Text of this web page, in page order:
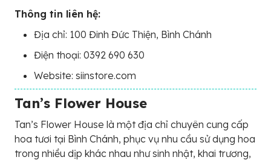
Thông tin liên hệ:
Địa chỉ: 100 Đinh Đức Thiện, Bình Chánh
Điện thoại: 0392 690 630
Website: siinstore.com
Tan’s Flower House
Tan’s Flower House là một địa chỉ chuyên cung cấp
hoa tươi tại Bình Chánh, phục vụ nhu cầu sử dụng hoa
trong nhiều dịp khác nhau như sinh nhật, khai trương,